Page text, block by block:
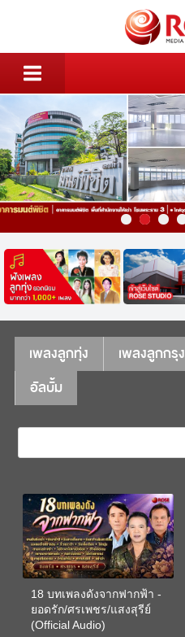
เพลงลูกทุ่ง เพลงลูกกรุง
อัลบั้ม
18 บทเพลงดังจากฟากฟ้า -
ยอดรัก/ศรเพชร/แสงสุรีย์
(Official Audio)